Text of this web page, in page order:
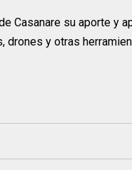
Casanare su aporte
y otras